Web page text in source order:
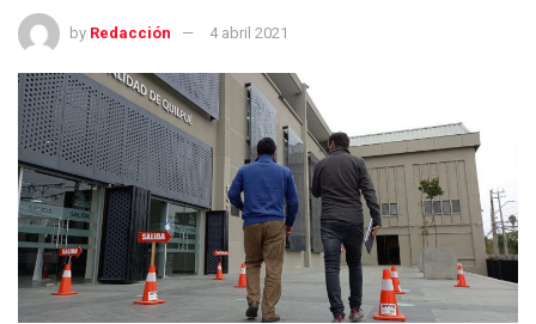
by Redacción 4 abril 2021